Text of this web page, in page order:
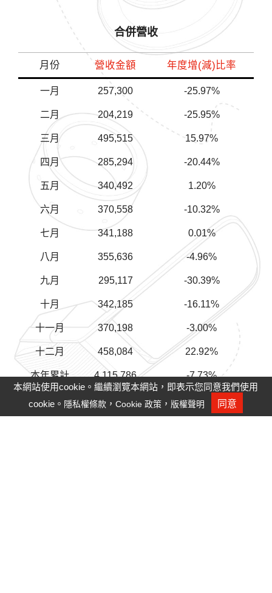
合併營收
月份 營收金額 年度增(減)比率
一月 257,300 -25.97%
二月 204,219 -25.95%
三月 495,515 15.97%
四月 285,294 -20.44%
五月 340,492 1.20%
六月 370,558 -10.32%
七月 341,188 0.01%
八月 355,636 -4.96%
九月 295,117 -30.39%
十月 342,185 -16.11%
十一月 370,198 -3.00%
十二月 458,084 22.92%
本年累計 4,115,786 -7.73%
*以上數字係內部結算，未經會計師查核。
人才招募
本網站使用cookie。繼續瀏覽本網站，即表示您同意我們使用
cookie。 隱私權條款 ，Cookie 政策 ， 版權聲明 同意